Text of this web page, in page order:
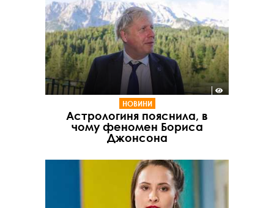
НОВИНИ
Астрологиня пояснила, в
чому феномен Бориса
Джонсона